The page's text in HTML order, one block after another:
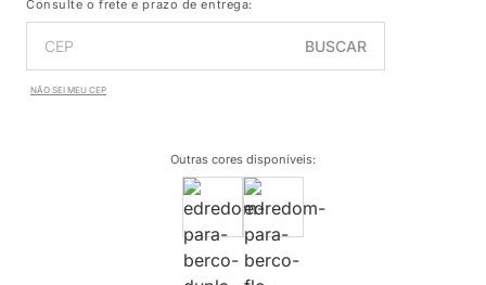
Consulte o frete e prazo de entrega:
BUSCAR
NÃO SEI MEU CEP
Outras cores disponíveis: